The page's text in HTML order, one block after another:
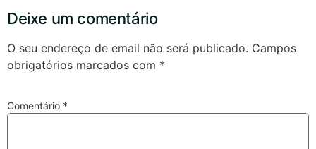
Deixe um comentário
O seu endereço de email não será publicado. Campos
obrigatórios marcados com *
Comentário *
Pesquisa de Pneus